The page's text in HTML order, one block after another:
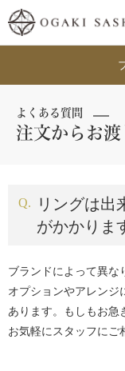
よくある質問
注文からお渡
リングは出
がかかりま
ブランドによって異な
オプションやアレンジ
あります。もしもお急
お気軽にスタッフにご